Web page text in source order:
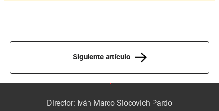
Siguiente artículo
Director: Iván Marco Slocovich Pardo